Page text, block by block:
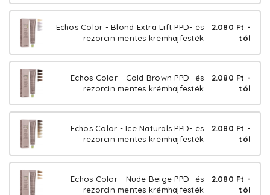
Echos Color - Blond Extra Lift PPD- és
rezorcin mentes krémhajfesték
2.080 Ft -
tól
Echos Color - Cold Brown PPD- és
rezorcin mentes krémhajfesték
2.080 Ft -
tól
Echos Color - Ice Naturals PPD- és
rezorcin mentes krémhajfesték
2.080 Ft -
tól
Echos Color - Nude Beige PPD- és
rezorcin mentes krémhajfesték
2.080 Ft -
tól